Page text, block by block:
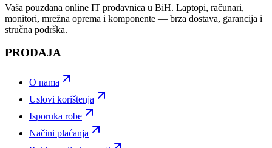
Vaša pouzdana online IT prodavnica u BiH. Laptopi, računari,
monitori, mrežna oprema i komponente — brza dostava, garancija i
stručna podrška.
PRODAJA
O nama
Uslovi korištenja
Isporuka robe
Načini plaćanja